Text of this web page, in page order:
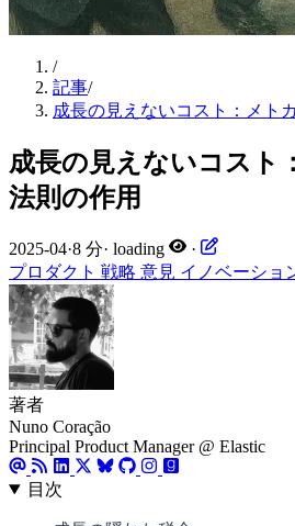
/
記事/
成長の見えないコスト：メト
成長の見えないコスト
法則の作用
2025-04·8 分· loading
·
プロダクト 戦略 意見 イノベーショ
著者
Nuno Coração
Principal Product Manager @ Elastic
目次